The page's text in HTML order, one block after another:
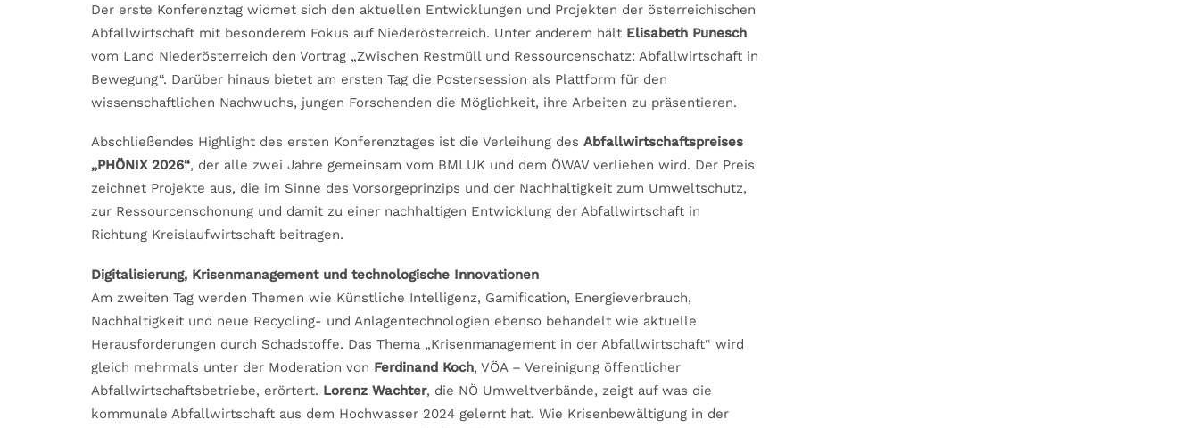
Der erste Konferenztag widmet sich den aktuellen Entwicklungen und Projekten der österreichischen
Abfallwirtschaft mit besonderem Fokus auf Niederösterreich. Unter anderem hält Elisabeth Punesch
vom Land Niederösterreich den Vortrag „Zwischen Restmüll und Ressourcenschatz: Abfallwirtschaft in
Bewegung“. Darüber hinaus bietet am ersten Tag die Postersession als Plattform für den
wissenschaftlichen Nachwuchs, jungen Forschenden die Möglichkeit, ihre Arbeiten zu präsentieren.
Abschließendes Highlight des ersten Konferenztages ist die Verleihung des Abfallwirtschaftspreises
„PHÖNIX 2026“, der alle zwei Jahre gemeinsam vom BMLUK und dem ÖWAV verliehen wird. Der Preis
zeichnet Projekte aus, die im Sinne des Vorsorgeprinzips und der Nachhaltigkeit zum Umweltschutz,
zur Ressourcenschonung und damit zu einer nachhaltigen Entwicklung der Abfallwirtschaft in
Richtung Kreislaufwirtschaft beitragen.
Digitalisierung, Krisenmanagement und technologische Innovationen
Am zweiten Tag werden Themen wie Künstliche Intelligenz, Gamification, Energieverbrauch,
Nachhaltigkeit und neue Recycling- und Anlagentechnologien ebenso behandelt wie aktuelle
Herausforderungen durch Schadstoffe. Das Thema „Krisenmanagement in der Abfallwirtschaft“ wird
gleich mehrmals unter der Moderation von Ferdinand Koch, VÖA – Vereinigung öffentlicher
Abfallwirtschaftsbetriebe, erörtert. Lorenz Wachter, die NÖ Umweltverbände, zeigt auf was die
kommunale Abfallwirtschaft aus dem Hochwasser 2024 gelernt hat. Wie Krisenbewältigung in der